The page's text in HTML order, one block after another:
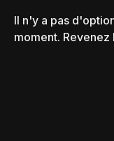
Il n'y a pas
moment. Revenez